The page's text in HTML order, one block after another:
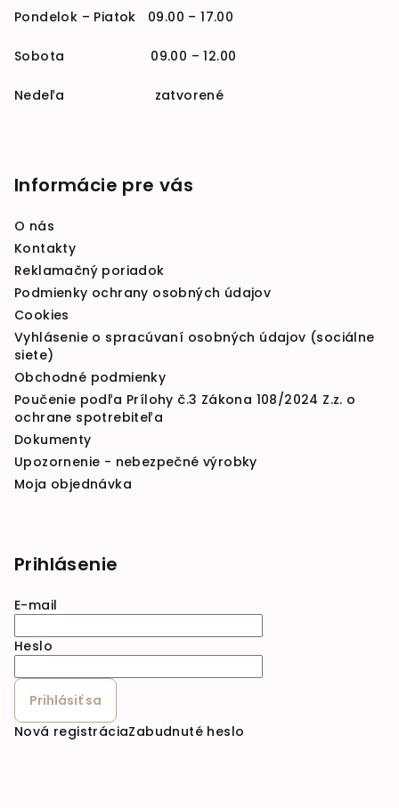
Pondelok – Piatok 09.00 – 17.00
Sobota 09.00 – 12.00
Nedeľa zatvorené
Informácie pre vás
O nás
Kontakty
Reklamačný poriadok
Podmienky ochrany osobných údajov
Cookies
Vyhlásenie o spracúvaní osobných údajov (sociálne
siete)
Obchodné podmienky
Poučenie podľa Prílohy č.3 Zákona 108/2024 Z.z. o
ochrane spotrebiteľa
Dokumenty
Upozornenie - nebezpečné výrobky
Moja objednávka
Prihlásenie
E-mail
Heslo
Prihlásiť sa
Nová registráciaZabudnuté heslo